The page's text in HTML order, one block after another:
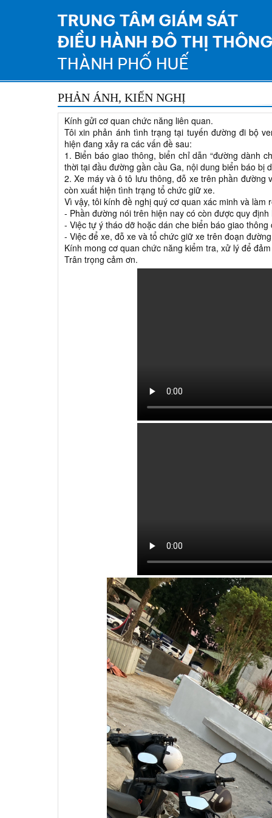
PHẢN ÁNH, KIẾN NGHỊ
Kính gửi cơ quan chức năng liên quan.
Tôi xin phản ánh tình trạng tại tuyến đường đi bộ
hiện đang xảy ra các vấn đề sau:
1. Biển báo giao thông, biển chỉ dẫn “đường dành
thời tại đầu đường gần cầu Ga, nội dung biển báo bị
2. Xe máy và ô tô lưu thông, đỗ xe trên phần
còn xuất hiện tình trạng tổ chức giữ xe.
Vì vậy, tôi kính đề nghị quý cơ quan xác minh và làm
- Phần đường nói trên hiện nay có còn được quy
- Việc tự ý tháo dỡ hoặc dán che biển báo giao
- Việc để xe, đỗ xe và tổ chức giữ xe trên đoạn
Kính mong cơ quan chức năng kiểm tra, xử lý để
Trân trọng cảm ơn.